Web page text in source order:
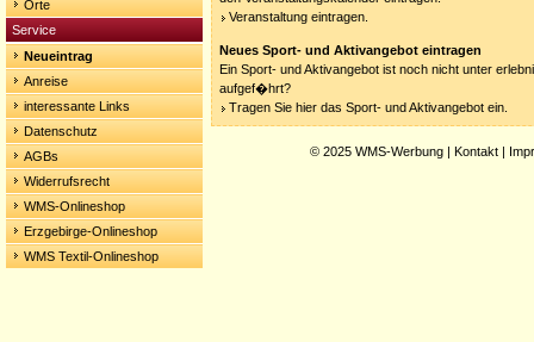
Orte
Service
Neueintrag
Anreise
interessante Links
Datenschutz
AGBs
Widerrufsrecht
WMS-Onlineshop
Erzgebirge-Onlineshop
WMS Textil-Onlineshop
Veranstaltung eintragen.
Neues Sport- und Aktivangebot eintragen
Ein Sport- und Aktivangebot ist noch nicht unter
aufgef�hrt?
Tragen Sie hier das Sport- und Aktivangebot ein.
© 2025 WMS-Werbung | Kontakt |